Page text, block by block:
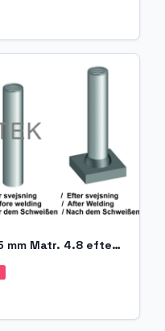
ID Gevindbøs M10-Ø14,6x35 mm Matr. 4.8 efter EN ISO 13918